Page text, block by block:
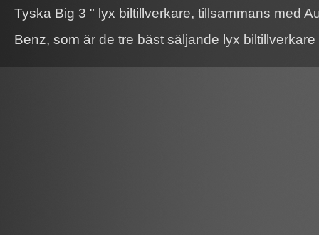
Tyska Big 3 " lyx biltillverkare, tillsammans med
Benz, som är de tre bäst säljande lyx